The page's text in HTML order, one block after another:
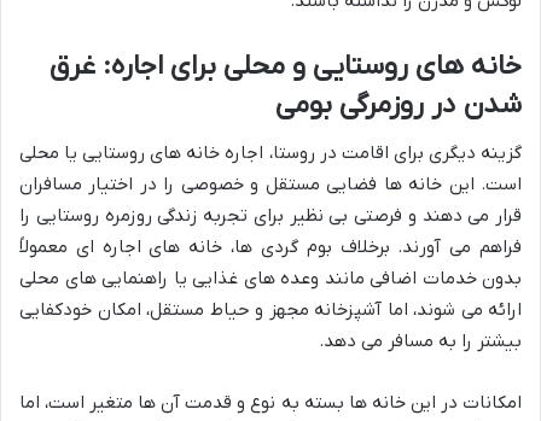
خانه های روستایی و محلی برای اجاره: غرق
شدن در روزمرگی بومی
گزینه دیگری برای اقامت در روستا، اجاره خانه های روستایی یا محلی
است. این خانه ها فضایی مستقل و خصوصی را در اختیار مسافران
قرار می دهند و فرصتی بی نظیر برای تجربه زندگی روزمره روستایی را
فراهم می آورند. برخلاف بوم گردی ها، خانه های اجاره ای معمولاً
بدون خدمات اضافی مانند وعده های غذایی یا راهنمایی های محلی
ارائه می شوند، اما آشپزخانه مجهز و حیاط مستقل، امکان خودکفایی
بیشتر را به مسافر می دهد.
امکانات در این خانه ها بسته به نوع و قدمت آن ها متغیر است، اما